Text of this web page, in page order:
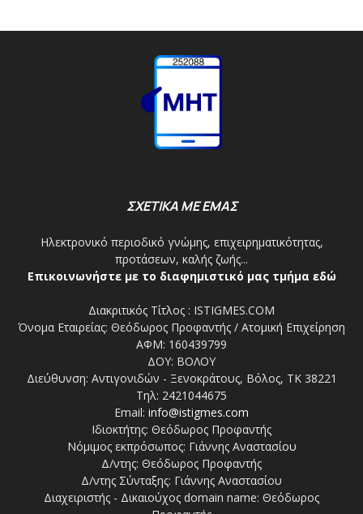
ΣΧΕΤΙΚΑ ΜΕ ΕΜΑΣ
Ηλεκτρονικό περιοδικό γνώμης, επιχειρηματικότητας,
προτάσεων, καλής ζωής...
Επικοινωνήστε με το διαφημιστικό μας τμήμα εδώ
Διακριτικός Τίτλος : ISTIGMES.COM
Όνομα Εταιρείας: Θεόδωρος Προφαντής / Ατομική Επιχείρηση
ΑΦΜ: 160439799
ΔΟΥ: ΒΟΛΟΥ
Διεύθυνση: Αντιγονιδών - Ξενοκράτους, Βόλος, ΤΚ 38221
Τηλ: 2421044675
Email: info@istigmes.com
Ιδιοκτήτης: Θεόδωρος Προφαντής
Νόμιμος εκπρόσωπος: Γιάννης Αναστασίου
Δ/ντης: Θεόδωρος Προφαντής
Δ/ντης Σύνταξης: Γιάννης Αναστασίου
Διαχειριστής - Δικαιούχος domain name: Θεόδωρος